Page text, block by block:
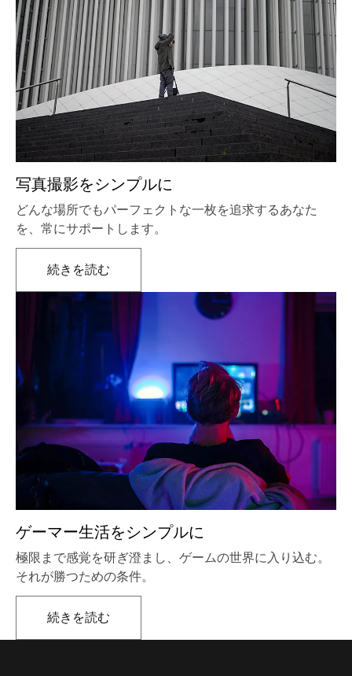
写真撮影をシンプルに
どんな場所でもパーフェクトな一枚を追求するあなた
を、常にサポートします。
続きを読む新しいタブで開きます
ゲーマー生活をシンプルに
極限まで感覚を研ぎ澄まし、ゲームの世界に入り込む。
それが勝つための条件。
続きを読む新しいタブで開きます